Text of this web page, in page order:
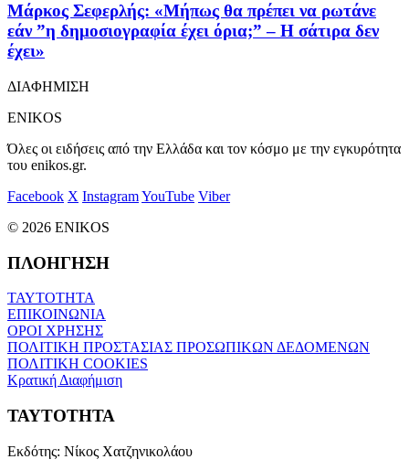
Μάρκος Σεφερλής: «Μήπως θα πρέπει να ρωτάνε
εάν ”η δημοσιογραφία έχει όρια;” – Η σάτιρα δεν
έχει»
ΔΙΑΦΗΜΙΣΗ
ENIKOS
Όλες οι ειδήσεις από την Ελλάδα και τον κόσμο με την εγκυρότητα
του enikos.gr.
Facebook X InstagramYouTube Viber
© 2026 ENIKOS
ΠΛΟΗΓΗΣΗ
ΤΑΥΤΟΤΗΤΑ
ΕΠΙΚΟΙΝΩΝΙΑ
ΟΡΟΙ ΧΡΗΣΗΣ
ΠΟΛΙΤΙΚΗ ΠΡΟΣΤΑΣΙΑΣ ΠΡΟΣΩΠΙΚΩΝ ΔΕΔΟΜΕΝΩΝ
ΠΟΛΙΤΙΚΗ COOKIES
Κρατική Διαφήμιση
ΤΑΥΤΟΤΗΤΑ
Εκδότης: Νίκος Χατζηνικολάου